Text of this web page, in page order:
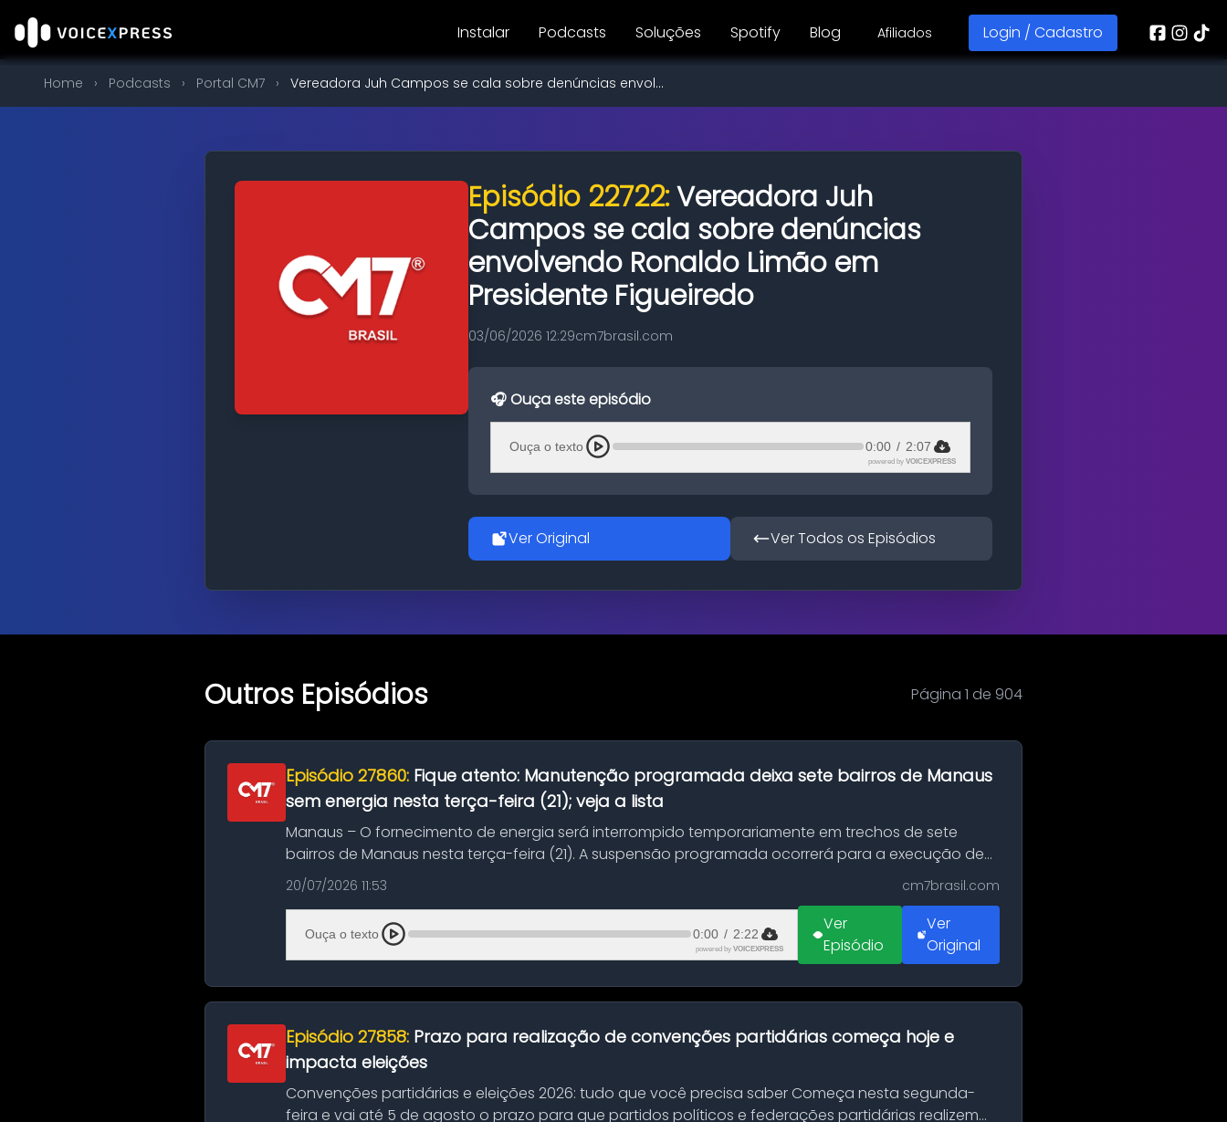
Instalar Podcasts Soluções Spotify Blog Afiliados Login / Cadastro
Home › Podcasts › Portal CM7 › Vereadora Juh Campos se cala sobre denúncias envol...
Episódio 22722:Vereadora Juh
Campos se cala sobre denúncias
envolvendo Ronaldo Limão em
Presidente Figueiredo
03/06/2026 12:29cm7brasil.com
🎧 Ouça este episódio
Ouça o texto 0:00 / 2:07
powered by VOICEXPRESS
Ver Original Ver Todos os Episódios
Outros Episódios Página 1 de 904
Episódio 27860: Fique atento: Manutenção programada deixa sete bairros de Manaus
sem energia nesta terça-feira (21); veja a lista
Manaus – O fornecimento de energia será interrompido temporariamente em trechos de sete
bairros de Manaus nesta terça-feira (21). A suspensão programada ocorrerá para a execução de
serviços de manuten...
20/07/2026 11:53 cm7brasil.com
Ouça o texto 0:00 / 2:22
powered by VOICEXPRESS
Ver
Episódio
Ver
Original
Episódio 27858: Prazo para realização de convenções partidárias começa hoje e
impacta eleições
Convenções partidárias e eleições 2026: tudo que você precisa saber Começa nesta segunda-
feira e vai até 5 de agosto o prazo para que partidos políticos e federações partidárias realizem